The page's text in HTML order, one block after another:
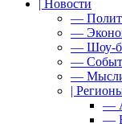
| Новости
—
—
— Шоу-
—
—
|
—
—